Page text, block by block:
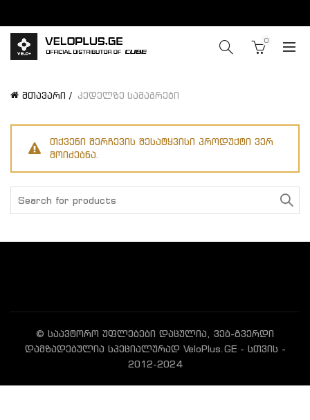
0
მთავარი კედელზე სამაგრები
თქვენი შერჩევის შესატყვისი პროდუქტი ვერ
მოიძებნა.
© საავტორო უფლებები დაცულია, ვებ-გვერდი
დამზადებულია სპეციალურად VeloPlus.GE - სთვის -
2012-2024